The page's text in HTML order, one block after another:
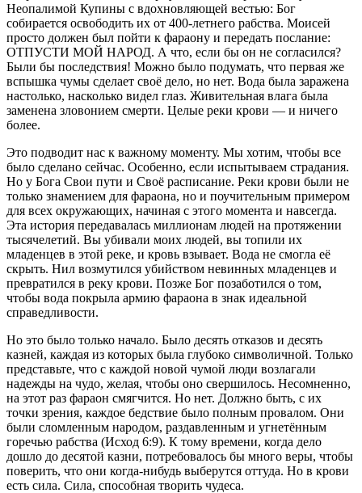
Неопалимой Купины с вдохновляющей вестью: Бог
собирается освободить их от 400-летнего рабства. Моисей
просто должен был пойти к фараону и передать послание:
ОТПУСТИ МОЙ НАРОД. А что, если бы он не согласился?
Были бы последствия! Можно было подумать, что первая же
вспышка чумы сделает своё дело, но нет. Вода была заражена
настолько, насколько видел глаз. Живительная влага была
заменена зловонием смерти. Целые реки крови — и ничего
более.
Это подводит нас к важному моменту. Мы хотим, чтобы все
было сделано сейчас. Особенно, если испытываем страдания.
Но у Бога Свои пути и Своё расписание. Реки крови были не
только знамением для фараона, но и поучительным примером
для всех окружающих, начиная с этого момента и навсегда.
Эта история передавалась миллионам людей на протяжении
тысячелетий. Вы убивали моих людей, вы топили их
младенцев в этой реке, и кровь взывает. Вода не смогла её
скрыть. Нил возмутился убийством невинных младенцев и
превратился в реку крови. Позже Бог позаботился о том,
чтобы вода покрыла армию фараона в знак идеальной
справедливости.
Но это было только начало. Было десять отказов и десять
казней, каждая из которых была глубоко символичной. Только
представьте, что с каждой новой чумой люди возлагали
надежды на чудо, желая, чтобы оно свершилось. Несомненно,
на этот раз фараон смягчится. Но нет. Должно быть, с их
точки зрения, каждое бедствие было полным провалом. Они
были сломленным народом, раздавленным и угнетённым
горечью рабства (Исход 6:9). К тому времени, когда дело
дошло до десятой казни, потребовалось бы много веры, чтобы
поверить, что они когда-нибудь выберутся оттуда. Но в крови
есть сила. Сила, способная творить чудеса.